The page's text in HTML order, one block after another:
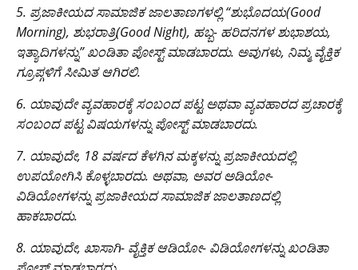
5. ಪ್ರಜಾಕೀಯದ ಸಾಮಾಜಿಕ ಜಾಲತಾಣಗಳಲ್ಲಿ “ಶುಭೊದಯ(Good
Morning), ಶುಭರಾತ್ರಿ(Good Night), ಹಬ್ಬ- ಹರಿದನಗಳ ಶುಭಾಶಯ,
ಇತ್ಯಾದಿಗಳನ್ನು” ಖಂಡಿತಾ ಪೋಸ್ಟ್ ಮಾಡಬಾರದು. ಅವುಗಳು, ನಿಮ್ಮ ವೈಕ್ತಿಕ
ಗ್ರೂಪ್ಗಳಿಗೆ ಸೀಮಿತ ಆಗಿರಲಿ.
6. ಯಾವುದೇ ವ್ಯವಹಾರಕ್ಕೆ ಸಂಬಂದ ಪಟ್ಟ ಅಥವಾ ವ್ಯವಹಾರದ ಪ್ರಚಾರಕ್ಕೆ
ಸಂಬಂದ ಪಟ್ಟ ವಿಷಯಗಳನ್ನು ಪೋಸ್ಟ್ ಮಾಡಬಾರದು.
7. ಯಾವುದೇ, 18 ವರ್ಷದ ಕೆಳಗಿನ ಮಕ್ಕಳನ್ನು ಪ್ರಜಾಕೀಯದಲ್ಲಿ
ಉಪಯೋಗಿಸಿ ಕೊಳ್ಳಬಾರದು. ಅಥವಾ, ಅವರ ಅಡಿಯೋ-
ವಿಡಿಯೋಗಳನ್ನು ಪ್ರಜಾಕೀಯದ ಸಾಮಾಜಿಕ ಜಾಲತಾಣದಲ್ಲಿ
ಹಾಕಬಾರದು.
8. ಯಾವುದೇ, ಖಾಸಾಗಿ- ವೈಕ್ತಿಕ ಆಡಿಯೋ- ವಿಡಿಯೋಗಳನ್ನು ಖಂಡಿತಾ